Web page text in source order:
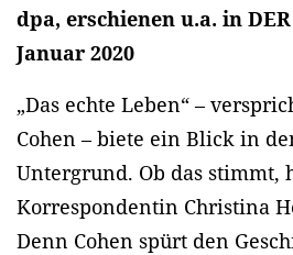
dpa, erschienen u.a. in DER
Januar 2020
„Das echte Leben“ –
Cohen – biete ein Blick in
Untergrund. Ob das stimmt,
Korrespondentin Christina
Denn Cohen spürt den